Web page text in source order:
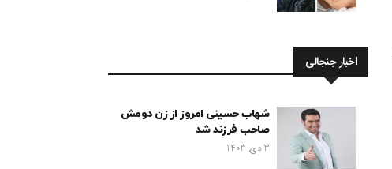
اخبار جنجالی
شهاب حسینی امروز از زن دومش
صاحب فرزند شد
3 دی, 1403